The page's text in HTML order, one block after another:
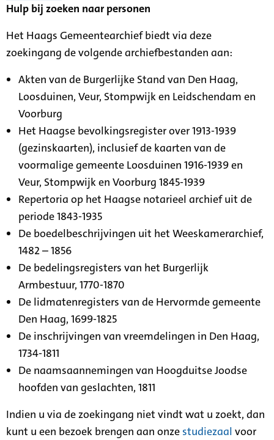
Hulp bij zoeken naar personen
Het Haags Gemeentearchief biedt via deze
zoekingang de volgende archiefbestanden aan:
Akten van de Burgerlijke Stand van Den Haag,
Loosduinen, Veur, Stompwijk en Leidschendam en
Voorburg
Het Haagse bevolkingsregister over 1913-1939
(gezinskaarten), inclusief de kaarten van de
voormalige gemeente Loosduinen 1916-1939 en
Veur, Stompwijk en Voorburg 1845-1939
Repertoria op het Haagse notarieel archief uit de
periode 1843-1935
De boedelbeschrijvingen uit het Weeskamerarchief,
1482 – 1856
De bedelingsregisters van het Burgerlijk
Armbestuur, 1770-1870
De lidmatenregisters van de Hervormde gemeente
Den Haag, 1699-1825
De inschrijvingen van vreemdelingen in Den Haag,
1734-1811
De naamsaannemingen van Hoogduitse Joodse
hoofden van geslachten, 1811
Indien u via de zoekingang niet vindt wat u zoekt, dan
kunt u een bezoek brengen aan onze studiezaal voor